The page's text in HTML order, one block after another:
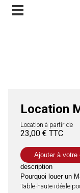
Location Mange-
Location
Location à partir de
23,00 € TTC
Ajouter à votre
description
Pourquoi louer un
Table-haute idéale